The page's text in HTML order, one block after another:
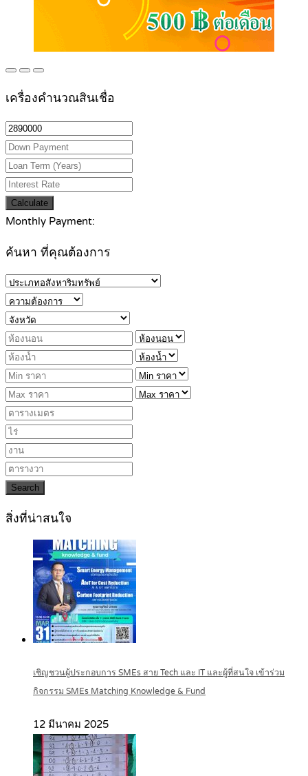
เครื่องคำนวณสินเชื่อ
Calculate
Monthly Payment:
ค้นหา ที่คุณต้องการ
Search
สิ่งที่น่าสนใจ
เชิญชวนผู้ประกอบการ SMEs สาย Tech และ IT และผู้ที่สนใจ เข้าร่วม
กิจกรรม SMEs Matching Knowledge & Fund
12 มีนาคม 2025